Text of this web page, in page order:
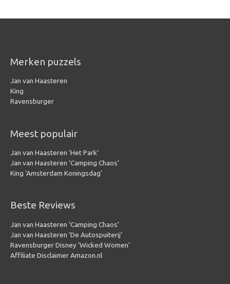
at
A
p
e
o
o
k
it
r
ail
Merken puzzels
Jan van Haasteren
King
Ravensburger
Meest populair
Jan van Haasteren ‘Het Park’
Jan van Haasteren ‘Camping Chaos’
King ‘Amsterdam Koningsdag’
Beste Reviews
Jan van Haasteren ‘Camping Chaos’
Jan van Haasteren ‘De Autospuiterij’
Ravensburger Disney ‘Wicked Women’
Affiliate Disclaimer Amazon.nl